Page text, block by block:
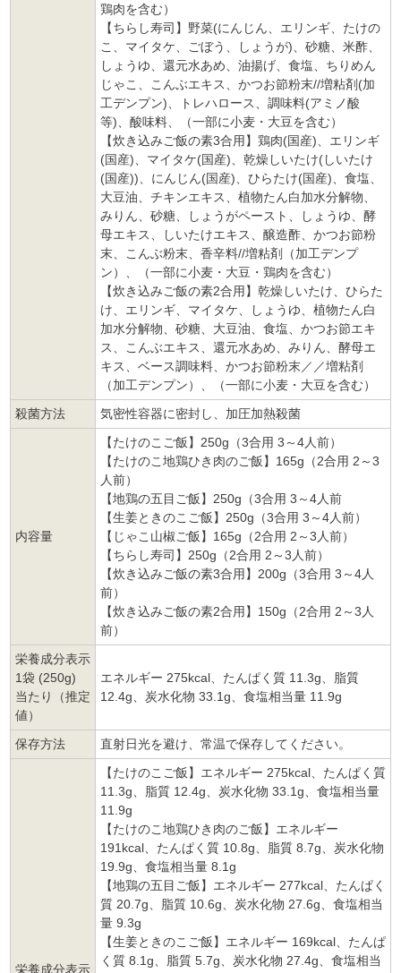
鶏肉を含む）
【ちらし寿司】野菜(にんじん、エリンギ、たけの
こ、マイタケ、ごぼう、しょうが)、砂糖、米酢、
しょうゆ、還元水あめ、油揚げ、食塩、ちりめん
じゃこ、こんぶエキス、かつお節粉末//増粘剤(加
工デンプン)、トレハロース、調味料(アミノ酸
等)、酸味料、（一部に小麦・大豆を含む）
【炊き込みご飯の素3合用】鶏肉(国産)、エリンギ
(国産)、マイタケ(国産)、乾燥しいたけ(しいたけ
(国産))、にんじん(国産)、ひらたけ(国産)、食塩、
大豆油、チキンエキス、植物たん白加水分解物、
みりん、砂糖、しょうがペースト、しょうゆ、酵
母エキス、しいたけエキス、醸造酢、かつお節粉
末、こんぶ粉末、香辛料//増粘剤（加工デンプ
ン）、（一部に小麦・大豆・鶏肉を含む）
【炊き込みご飯の素2合用】乾燥しいたけ、ひらた
け、エリンギ、マイタケ、しょうゆ、植物たん白
加水分解物、砂糖、大豆油、食塩、かつお節エキ
ス、こんぶエキス、還元水あめ、みりん、酵母エ
キス、ベース調味料、かつお節粉末／／増粘剤
（加工デンプン）、（一部に小麦・大豆を含む）
殺菌方法
気密性容器に密封し、加圧加熱殺菌
内容量
【たけのこご飯】250g（3合用 3～4人前）
【たけのこ地鶏ひき肉のご飯】165g（2合用 2～3
人前）
【地鶏の五目ご飯】250g（3合用 3～4人前
【生姜ときのこご飯】250g（3合用 3～4人前）
【じゃこ山椒ご飯】165g（2合用 2～3人前）
【ちらし寿司】250g（2合用 2～3人前）
【炊き込みご飯の素3合用】200g（3合用 3～4人
前）
【炊き込みご飯の素2合用】150g（2合用 2～3人
前）
栄養成分表示
1袋 (250g)
当たり（推定
値）
エネルギー 275kcal、たんぱく質 11.3g、脂質
12.4g、炭水化物 33.1g、食塩相当量 11.9g
保存方法 直射日光を避け、常温で保存してください。
栄養成分表示
【たけのこご飯】エネルギー 275kcal、たんぱく質
11.3g、脂質 12.4g、炭水化物 33.1g、食塩相当量
11.9g
【たけのこ地鶏ひき肉のご飯】エネルギー
191kcal、たんぱく質 10.8g、脂質 8.7g、炭水化物
19.9g、食塩相当量 8.1g
【地鶏の五目ご飯】エネルギー 277kcal、たんぱく
質 20.7g、脂質 10.6g、炭水化物 27.6g、食塩相当
量 9.3g
【生姜ときのこご飯】エネルギー 169kcal、たんぱ
く質 8.1g、脂質 5.7g、炭水化物 27.4g、食塩相当